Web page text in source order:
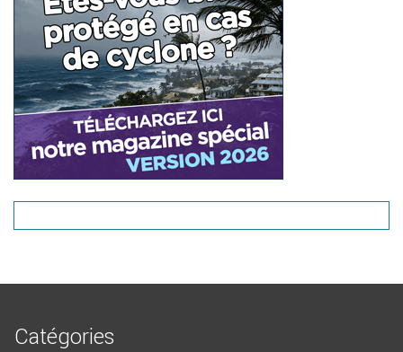
Catégories